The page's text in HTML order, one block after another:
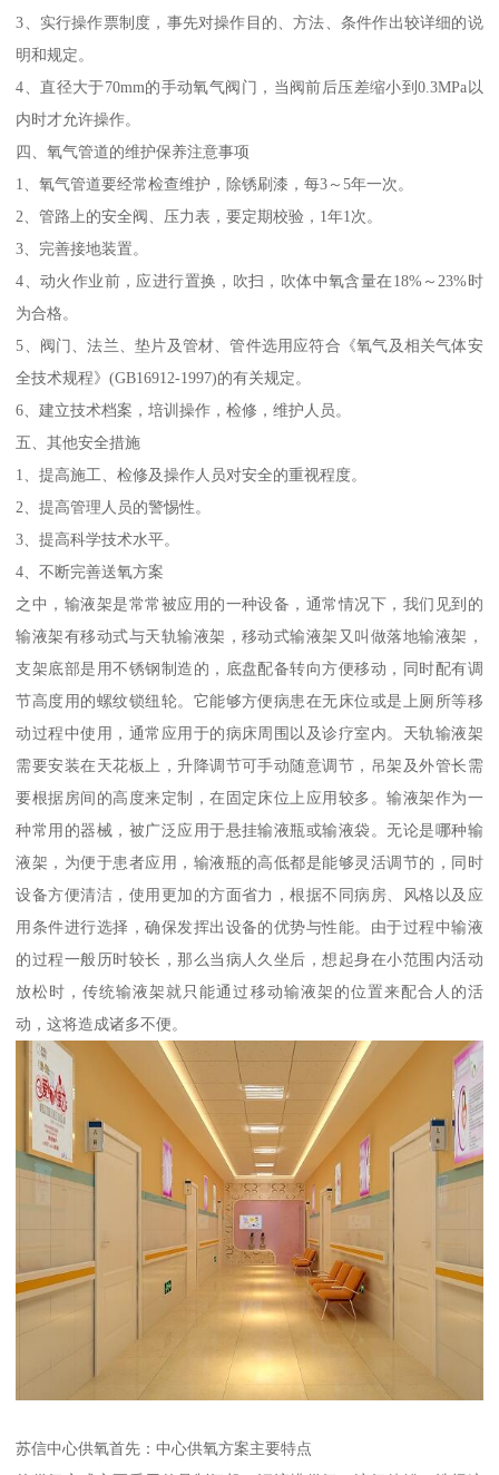
3、实行操作票制度，事先对操作目的、方法、条件作出较详细的说
明和规定。
4、直径大于70mm的手动氧气阀门，当阀前后压差缩小到0.3MPa以
内时才允许操作。
四、氧气管道的维护保养注意事项
1、氧气管道要经常检查维护，除锈刷漆，每3～5年一次。
2、管路上的安全阀、压力表，要定期校验，1年1次。
3、完善接地装置。
4、动火作业前，应进行置换，吹扫，吹体中氧含量在18%～23%时
为合格。
5、阀门、法兰、垫片及管材、管件选用应符合《氧气及相关气体安
全技术规程》(GB16912-1997)的有关规定。
6、建立技术档案，培训操作，检修，维护人员。
五、其他安全措施
1、提高施工、检修及操作人员对安全的重视程度。
2、提高管理人员的警惕性。
3、提高科学技术水平。
4、不断完善送氧方案
之中，输液架是常常被应用的一种设备，通常情况下，我们见到的
输液架有移动式与天轨输液架，移动式输液架又叫做落地输液架，
支架底部是用不锈钢制造的，底盘配备转向方便移动，同时配有调
节高度用的螺纹锁纽轮。它能够方便病患在无床位或是上厕所等移
动过程中使用，通常应用于的病床周围以及诊疗室内。天轨输液架
需要安装在天花板上，升降调节可手动随意调节，吊架及外管长需
要根据房间的高度来定制，在固定床位上应用较多。输液架作为一
种常用的器械，被广泛应用于悬挂输液瓶或输液袋。无论是哪种输
液架，为便于患者应用，输液瓶的高低都是能够灵活调节的，同时
设备方便清洁，使用更加的方面省力，根据不同病房、风格以及应
用条件进行选择，确保发挥出设备的优势与性能。由于过程中输液
的过程一般历时较长，那么当病人久坐后，想起身在小范围内活动
放松时，传统输液架就只能通过移动输液架的位置来配合人的活
动，这将造成诸多不便。
苏信中心供氧首先：中心供氧方案主要特点